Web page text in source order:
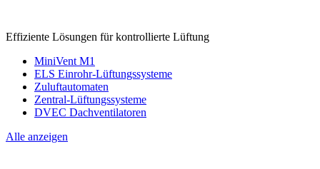
Effiziente Lösungen für kontrollierte Lüftung
MiniVent M1
ELS Einrohr-Lüftungssysteme
Zuluftautomaten
Zentral-Lüftungssysteme
DVEC Dachventilatoren
Alle anzeigen